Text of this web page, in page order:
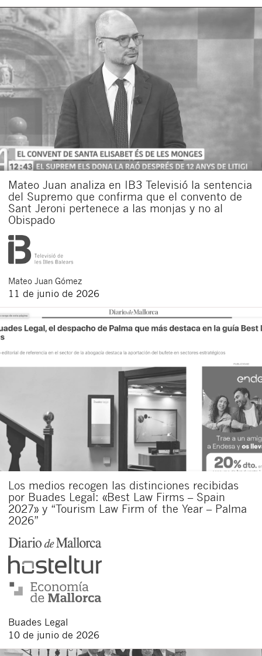
Mateo Juan analiza en IB3 Televisió la sentencia
del Supremo que confirma que el convento de
Sant Jeroni pertenece a las monjas y no al
Obispado
Mateo Juan Gómez
11 de junio de 2026
Los medios recogen las distinciones recibidas
por Buades Legal: «Best Law Firms – Spain
2027» y “Tourism Law Firm of the Year – Palma
2026”
Buades Legal
10 de junio de 2026